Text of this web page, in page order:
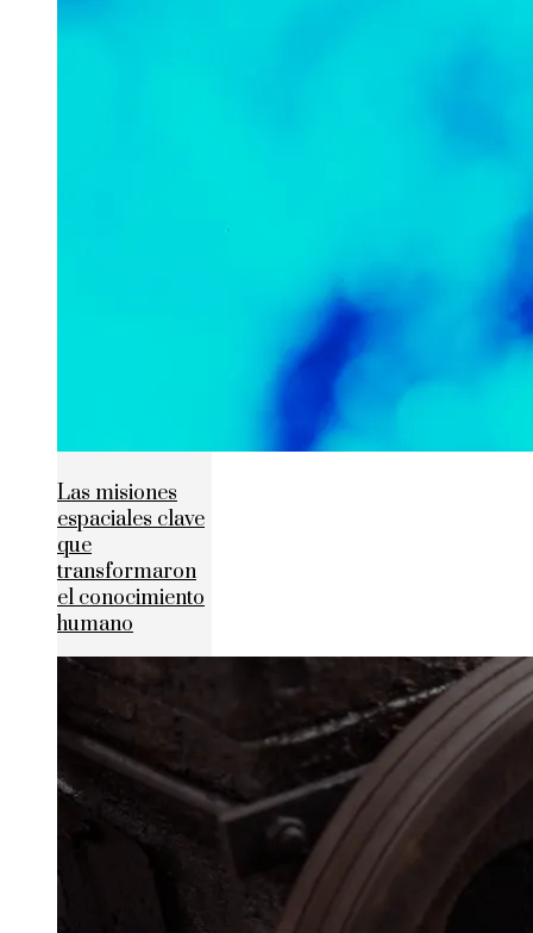
Las misiones
espaciales clave
que
transformaron
el conocimiento
humano